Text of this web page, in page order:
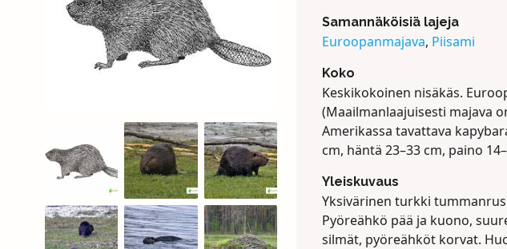
Samannäköisiä lajeja
Euroopanmajava, Piisami
Koko
Keskikokoinen nisäkäs.
(Maailmanlaajuisesti majava
Amerikassa tavattava
cm, häntä 23–33 cm, paino
Yleiskuvaus
Yksivärinen turkki
Pyöreähkö pää ja kuono,
silmät, pyöreähköt korvat.